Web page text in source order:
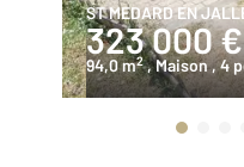
ST MEDARD EN
323 000 €
94,0 m2 , Maison, 4